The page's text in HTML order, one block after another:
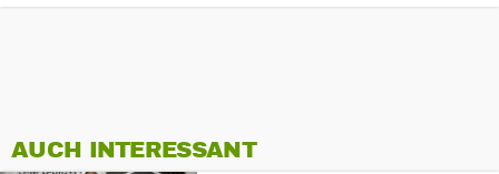
AUCH INTERESSANT